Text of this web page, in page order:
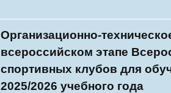
Организационно-
всероссийском этапе
спортивных клубов для
2025/2026 учебного года